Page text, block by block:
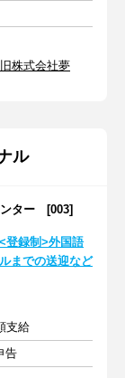
株式会社夢
ル
ター [003]
登録制>外国語
までの送迎など
支給
告